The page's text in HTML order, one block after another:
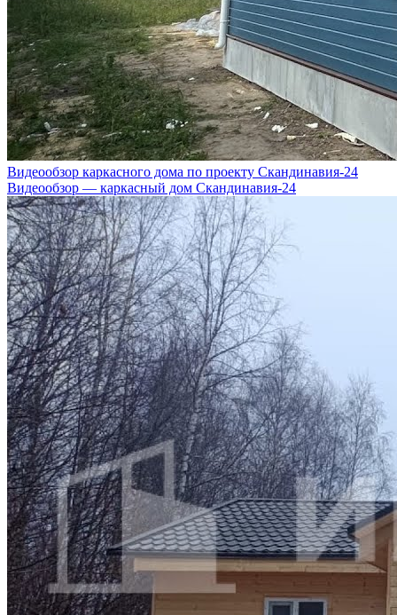
Видеообзор каркасного дома по проекту Скандинавия-24
Видеообзор — каркасный дом Скандинавия-24